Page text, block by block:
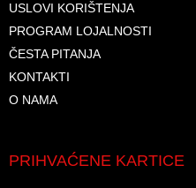
USLOVI KORIŠTENJA
PROGRAM LOJALNOSTI
ČESTA PITANJA
KONTAKTI
O NAMA
PRIHVAĆENE KARTICE